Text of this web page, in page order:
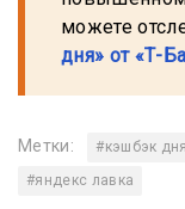
можете
дня» от «Т-
Метки: #кэшбэк
#яндекс лавка